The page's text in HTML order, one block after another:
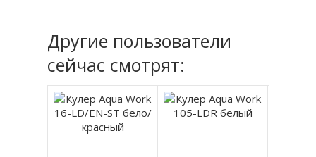
Другие пользователи
сейчас смотрят: